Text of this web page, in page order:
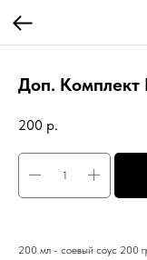
Доп.
200 р.
200 мл - соевый соус 200